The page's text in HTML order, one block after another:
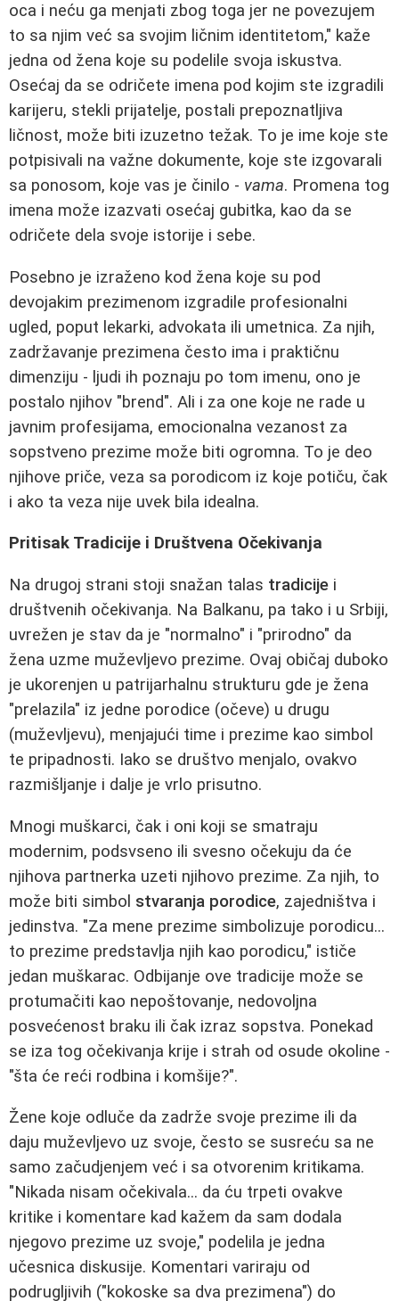
oca i neću ga menjati zbog toga jer ne povezujem
to sa njim već sa svojim ličnim identitetom," kaže
jedna od žena koje su podelile svoja iskustva.
Osećaj da se odričete imena pod kojim ste izgradili
karijeru, stekli prijatelje, postali prepoznatljiva
ličnost, može biti izuzetno težak. To je ime koje ste
potpisivali na važne dokumente, koje ste izgovarali
sa ponosom, koje vas je činilo - vama. Promena tog
imena može izazvati osećaj gubitka, kao da se
odričete dela svoje istorije i sebe.
Posebno je izraženo kod žena koje su pod
devojakim prezimenom izgradile profesionalni
ugled, poput lekarki, advokata ili umetnica. Za njih,
zadržavanje prezimena često ima i praktičnu
dimenziju - ljudi ih poznaju po tom imenu, ono je
postalo njihov "brend". Ali i za one koje ne rade u
javnim profesijama, emocionalna vezanost za
sopstveno prezime može biti ogromna. To je deo
njihove priče, veza sa porodicom iz koje potiču, čak
i ako ta veza nije uvek bila idealna.
Pritisak Tradicije i Društvena Očekivanja
Na drugoj strani stoji snažan talas tradicije i
društvenih očekivanja. Na Balkanu, pa tako i u Srbiji,
uvrežen je stav da je "normalno" i "prirodno" da
žena uzme muževljevo prezime. Ovaj običaj duboko
je ukorenjen u patrijarhalnu strukturu gde je žena
"prelazila" iz jedne porodice (očeve) u drugu
(muževljevu), menjajući time i prezime kao simbol
te pripadnosti. Iako se društvo menjalo, ovakvo
razmišljanje i dalje je vrlo prisutno.
Mnogi muškarci, čak i oni koji se smatraju
modernim, podsvseno ili svesno očekuju da će
njihova partnerka uzeti njihovo prezime. Za njih, to
može biti simbol stvaranja porodice, zajedništva i
jedinstva. "Za mene prezime simbolizuje porodicu...
to prezime predstavlja njih kao porodicu," ističe
jedan muškarac. Odbijanje ove tradicije može se
protumačiti kao nepoštovanje, nedovoljna
posvećenost braku ili čak izraz sopstva. Ponekad
se iza tog očekivanja krije i strah od osude okoline -
"šta će reći rodbina i komšije?".
Žene koje odluče da zadrže svoje prezime ili da
daju muževljevo uz svoje, često se susreću sa ne
samo začudjenjem već i sa otvorenim kritikama.
"Nikada nisam očekivala... da ću trpeti ovakve
kritike i komentare kad kažem da sam dodala
njegovo prezime uz svoje," podelila je jedna
učesnica diskusije. Komentari variraju od
podrugljivih ("kokoske sa dva prezimena") do